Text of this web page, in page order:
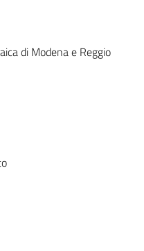
di Modena e Reggio